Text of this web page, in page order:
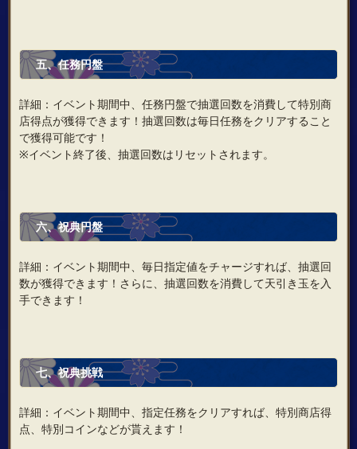
五、任務円盤
詳細：イベント期間中、任務円盤で抽選回数を消費して特別商
店得点が獲得できます！抽選回数は毎日任務をクリアすること
で獲得可能です！
※イベント終了後、抽選回数はリセットされます。
六、祝典円盤
詳細：イベント期間中、毎日指定値をチャージすれば、抽選回
数が獲得できます！さらに、抽選回数を消費して天引き玉を入
手できます！
七、祝典挑戦
詳細：イベント期間中、指定任務をクリアすれば、特別商店得
点、特別コインなどが貰えます！